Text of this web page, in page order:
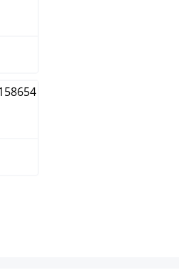
este momento.)
está disponible en este momento.)